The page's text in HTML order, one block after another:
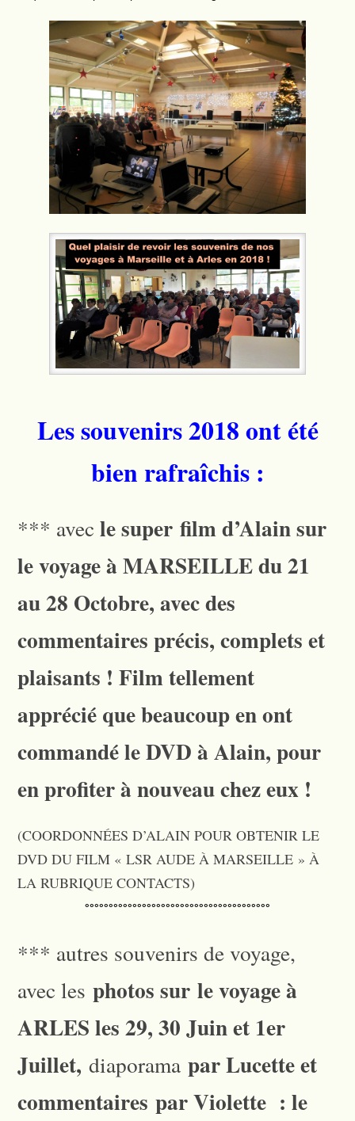
Les souvenirs 2018 ont été
bien rafraîchis :
*** avec le super film d’Alain sur
le voyage à MARSEILLE du 21
au 28 Octobre, avec des
commentaires précis, complets et
plaisants ! Film tellement
apprécié que beaucoup en ont
commandé le DVD à Alain, pour
en profiter à nouveau chez eux !
(COORDONNÉES D’ALAIN POUR OBTENIR LE
DVD DU FILM « LSR AUDE À MARSEILLE » À
LA RUBRIQUE CONTACTS)
°°°°°°°°°°°°°°°°°°°°°°°°°°°°°°°°°°°°°°°
*** autres souvenirs de voyage,
avec les photos sur le voyage à
ARLES les 29, 30 Juin et 1er
Juillet, diaporama par Lucette et
commentaires par Violette : le